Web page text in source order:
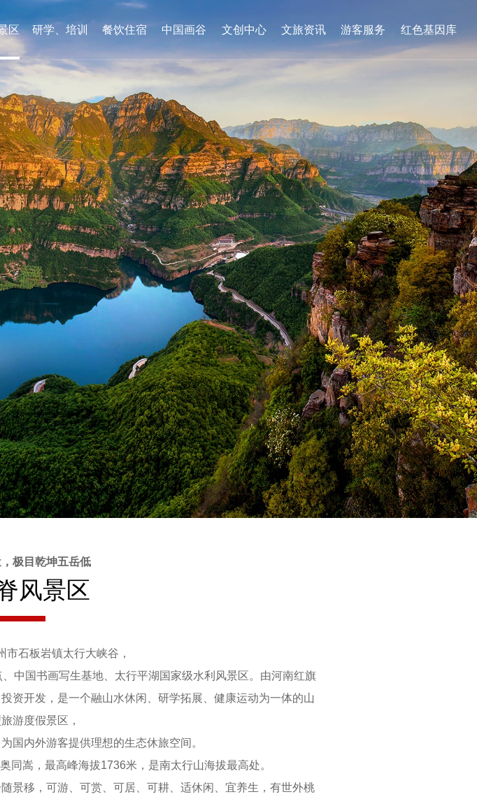
区 研学、培训 餐饮住宿 中国画谷 文创中心 文旅资讯 游客服务 红色基因库
极目乾坤五岳低
风景区
市石板岩镇太行大峡谷，
中国书画写生基地、太行平湖国家级水利风景区。由河南红旗
资开发，是一个融山水休闲、研学拓展、健康运动为一体的山
游度假景区，
国内外游客提供理想的生态休旅空间。
同嵩，最高峰海拔1736米，是南太行山海拔最高处。
景移，可游、可赏、可居、可耕、适休闲、宜养生，有世外桃